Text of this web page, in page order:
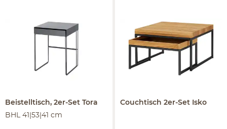
Beistelltisch, 2er-Set Tora
BHL 41|53|41 cm
Couchtisch 2er-Set Isko